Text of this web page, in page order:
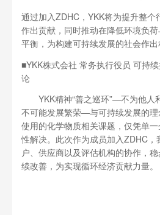
通过加入ZDHC，YKK将为提升整
作出贡献，同时推动在降低环境负
平衡，为构建可持续发展的社会作出
■YKK株式会社 常务执行役员 可持
论
YKK精神“善之巡环”—不为他人
不可能发展繁荣—与可持续发展的
使用的化学物质相关课题，仅凭单
性解决。此次作为成员加入ZDHC，
户、供应商以及评估机构的协作，
续改善，为实现循环经济贡献力量。